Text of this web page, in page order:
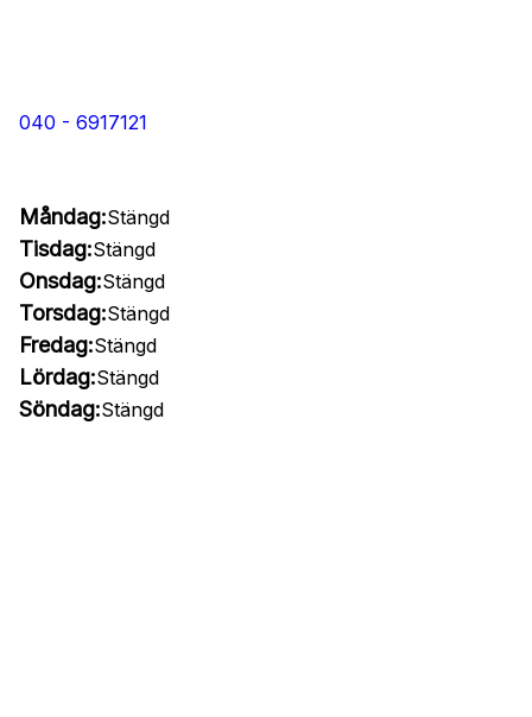
040 - 6917121
Måndag:Stängd
Tisdag:Stängd
Onsdag:Stängd
Torsdag:Stängd
Fredag:Stängd
Lördag:Stängd
Söndag:Stängd